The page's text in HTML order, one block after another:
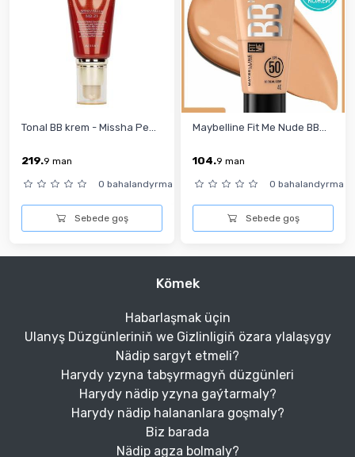
Tonal BB krem - Missha Pe...
219.9 man
0 bahalandyrma
Sebede goş
Maybelline Fit Me Nude BB...
104.9 man
0 bahalandyrma
Sebede goş
Kömek
Habarlaşmak üçin
Ulanyş Düzgünleriniň we Gizlinligiň özara ylalaşygy
Nädip sargyt etmeli?
Harydy yzyna tabşyrmagyň düzgünleri
Harydy nädip yzyna gaýtarmaly?
Harydy nädip halananlara goşmaly?
Biz barada
Nädip agza bolmaly?